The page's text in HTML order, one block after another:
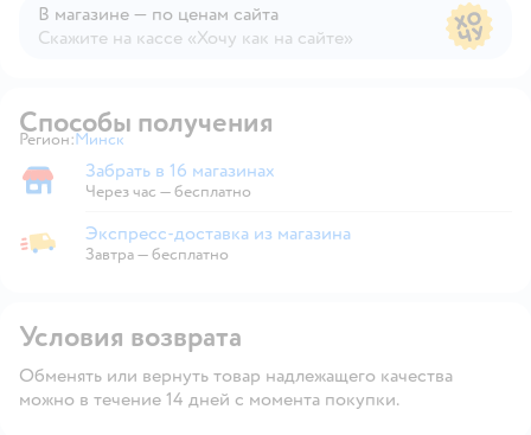
В магазине — по ценам сайта
Скажите на кассе «Хочу как на сайте»
Способы получения
Регион: Выбор адреса доставки.
Минск
Забрать в магазине
Забрать в 16 магазинах
Через час — бесплатно
Экспресс-доставка из магазина
Экспресс-доставка из магазина
Завтра—бесплатно
Условия возврата
Обменять или вернуть товар надлежащего качества
можно в течение 14 дней с момента покупки.